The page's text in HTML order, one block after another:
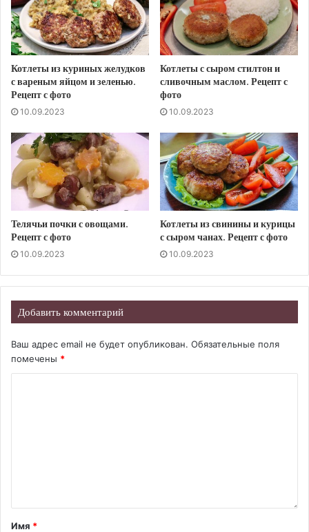
Котлеты из куриных желудков
с вареным яйцом и зеленью.
Рецепт с фото
10.09.2023
Котлеты с сыром стилтон и
сливочным маслом. Рецепт с
фото
10.09.2023
Телячьи почки с овощами.
Рецепт с фото
10.09.2023
Котлеты из свинины и курицы
с сыром чанах. Рецепт с фото
10.09.2023
Добавить комментарий
Ваш адрес email не будет опубликован. Обязательные поля
помечены *
Имя *